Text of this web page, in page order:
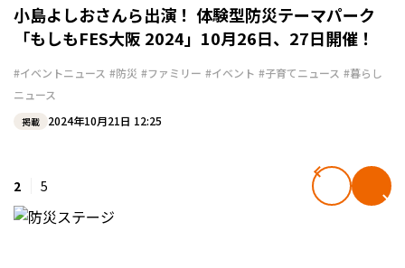
小島よしおさんら出演！ 体験型防災テーマパーク
「もしもFES大阪 2024」10月26日、27日開催！
#イベントニュース #防災 #ファミリー #イベント #子育てニュース #暮らし
ニュース
掲載 2024年10月21日 12:25
2 5